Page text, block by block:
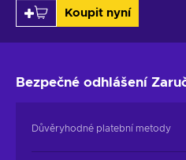
Koupit nyní
Bezpečné odhlášení
Důvěryhodné platební metody